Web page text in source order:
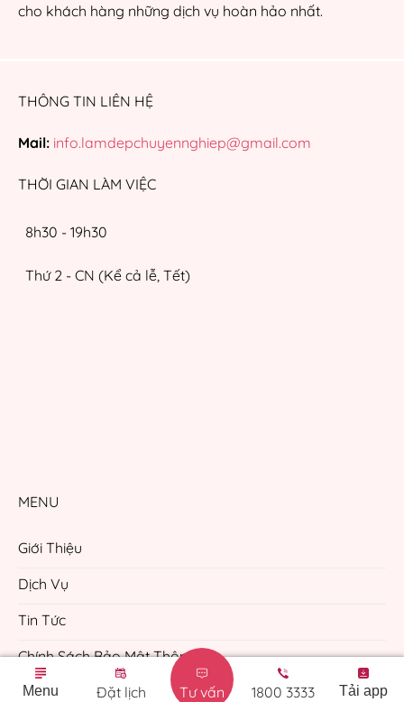
cho khách hàng những dịch vụ hoàn hảo nhất.
THÔNG TIN LIÊN HỆ
Mail: info.lamdepchuyennghiep@gmail.com
THỜI GIAN LÀM VIỆC
8h30 - 19h30
Thứ 2 - CN (Kể cả lễ, Tết)
MENU
Giới Thiệu
Dịch Vụ
Tin Tức
Chính Sách Bảo Mật Thông Tin
Menu Đặt lịch Tư vấn 1800 3333 Tải app